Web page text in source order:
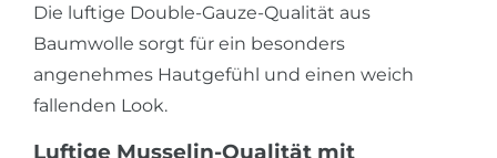
Die luftige Double-Gauze-Qualität aus
Baumwolle sorgt für ein besonders
angenehmes Hautgefühl und einen weich
fallenden Look.
Luftige Musselin-Qualität mit